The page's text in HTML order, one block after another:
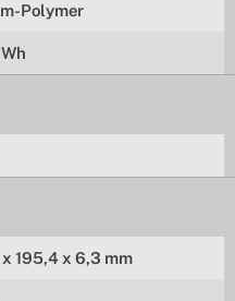
Polymer
195,4 x 6,3 mm